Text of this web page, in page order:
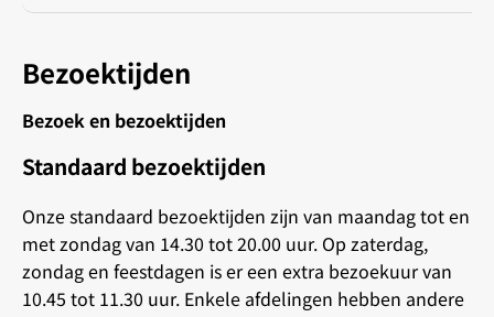
Bezoektijden
Bezoek en bezoektijden
Standaard bezoektijden
Onze standaard bezoektijden zijn van maandag tot en
met zondag van 14.30 tot 20.00 uur. Op zaterdag,
zondag en feestdagen is er een extra bezoekuur van
10.45 tot 11.30 uur. Enkele afdelingen hebben andere